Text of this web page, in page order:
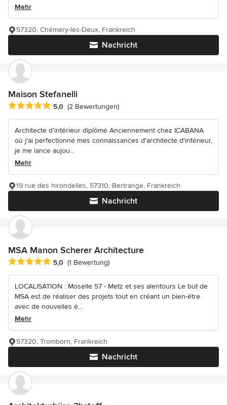
Mehr
Nachricht
57320, Chémery-les-Deux, Frankreich
Maison Stefanelli
Durchschnittliche Bewertung: 5 von 5 Sternen
5,0 (2 Bewertungen)
Architecte d’intérieur diplômé Anciennement chez ICABANA
où j'ai perfectionné mes connaissances d'architecte d'intérieur,
je me lance aujou...
Mehr
Nachricht
19 rue des hirondelles, 57310, Bertrange, Frankreich
MSA Manon Scherer Architecture
Durchschnittliche Bewertung: 5 von 5 Sternen
5,0 (1 Bewertung)
LOCALISATION : Moselle 57 - Metz et ses alentours Le but de
MSA est de réaliser des projets tout en créant un bien-être
avec de nouvelles é...
Mehr
Nachricht
57320, Tromborn, Frankreich